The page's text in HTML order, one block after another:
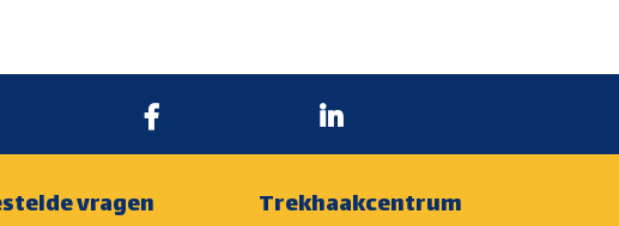
vragen Trekhaakcentrum